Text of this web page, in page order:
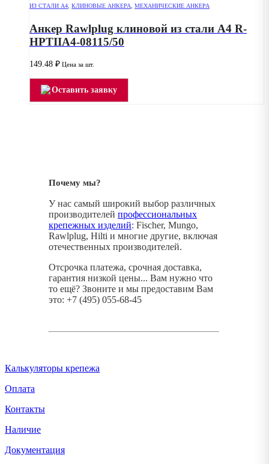
ИЗ СТАЛИ А4, КЛИНОВЫЕ АНКЕРА, МЕХАНИЧЕСКИЕ АНКЕРА
Анкер Rawlplug клиновой из стали А4 R-
HPTIIA4-08115/50
149.48 ₽ Цена за шт.
Оставить заявку
Почему мы?
У нас самый широкий выбор различных
производителей профессиональных
крепежных изделий: Fischer, Mungo,
Rawlplug, Hilti и многие другие, включая
отечественных производителей.
Отсрочка платежа, срочная доставка,
гарантия низкой цены... Вам нужно что
то ещё? Звоните и мы предоставим Вам
это: +7 (495) 055-68-45
Калькуляторы крепежа
Оплата
Контакты
Наличие
Документация